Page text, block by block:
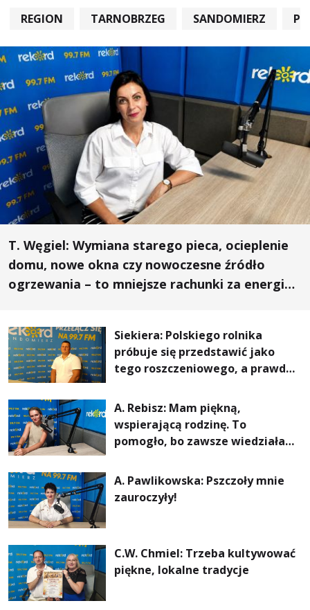
REGION TARNOBRZEG SANDOMIERZ
T. Węgiel: Wymiana starego pieca, ocieplenie
domu, nowe okna czy nowoczesne źródło
ogrzewania – to mniejsze rachunki za energię,
Siekiera: Polskiego rolnika
próbuje się przedstawić jako
tego roszczeniowego, a prawda
A. Rebisz: Mam piękną,
wspierającą rodzinę. To
pomogło, bo zawsze wiedziałam,
najważniejsza
A. Pawlikowska: Pszczoły mnie
zauroczyły!
C.W. Chmiel: Trzeba kultywować
piękne, lokalne tradycje